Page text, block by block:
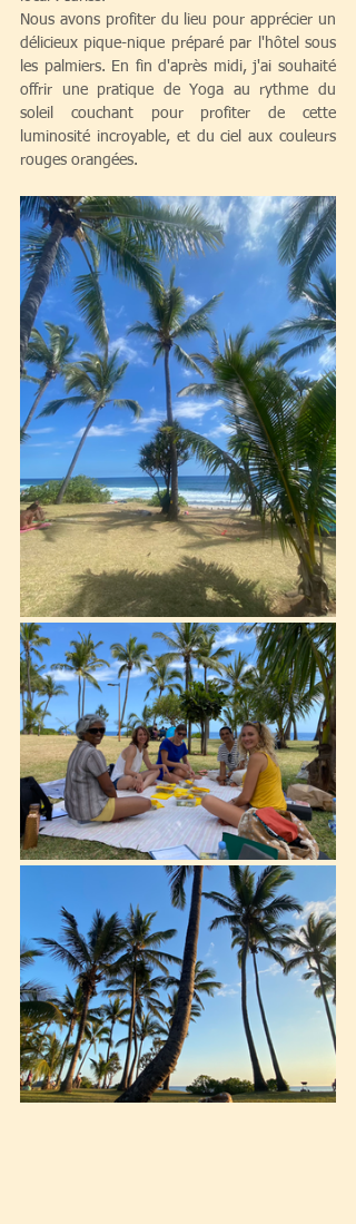
Nous avons profiter du lieu pour apprécier un
délicieux pique-nique préparé par l'hôtel sous
les palmiers. En fin d'après midi, j'ai souhaité
offrir une pratique de Yoga au rythme du
soleil couchant pour profiter de cette
luminosité incroyable, et du ciel aux couleurs
rouges orangées.